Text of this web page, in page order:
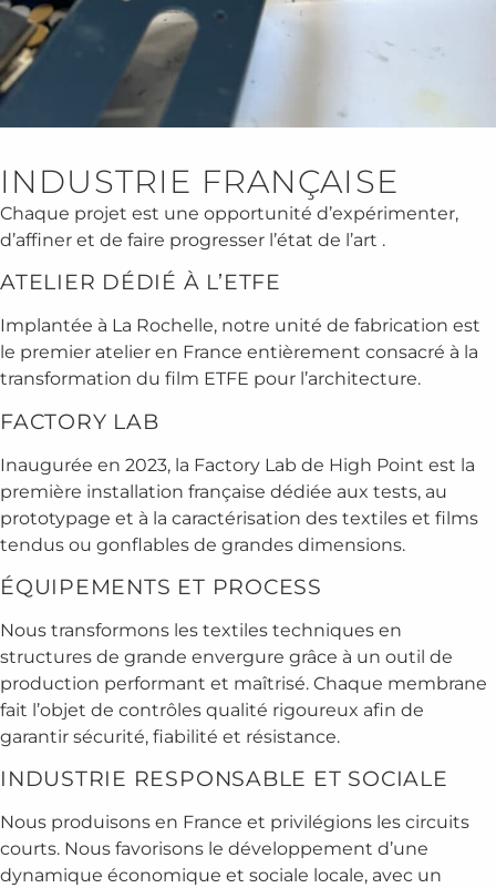
INDUSTRIE FRANÇAISE
Chaque projet est une opportunité d’expérimenter,
d’affiner et de faire progresser l’état de l’art .
ATELIER DÉDIÉ À L’ETFE
Implantée à La Rochelle, notre unité de fabrication est
le premier atelier en France entièrement consacré à la
transformation du film ETFE pour l’architecture.
FACTORY LAB
Inaugurée en 2023, la Factory Lab de High Point est la
première installation française dédiée aux tests, au
prototypage et à la caractérisation des textiles et films
tendus ou gonflables de grandes dimensions.
ÉQUIPEMENTS ET PROCESS
Nous transformons les textiles techniques en
structures de grande envergure grâce à un outil de
production performant et maîtrisé. Chaque membrane
fait l’objet de contrôles qualité rigoureux afin de
garantir sécurité, fiabilité et résistance.
INDUSTRIE RESPONSABLE ET SOCIALE
Nous produisons en France et privilégions les circuits
courts. Nous favorisons le développement d’une
dynamique économique et sociale locale, avec un